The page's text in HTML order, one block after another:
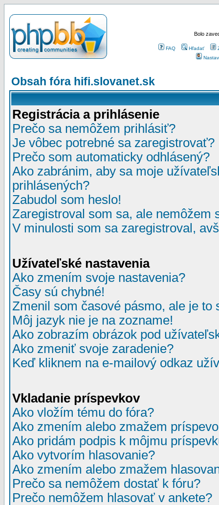
Bolo
FAQ Hľadať
Obsah fóra hifi.slovanet.sk
Registrácia a prihlásenie
Prečo sa nemôžem prihlásiť?
Je vôbec potrebné sa zaregistrovať?
Prečo som automaticky odhlásený?
Ako zabránim, aby sa moje
prihlásených?
Zabudol som heslo!
Zaregistroval som sa, ale nemôžem
V minulosti som sa zaregistroval,
Užívateľské nastavenia
Ako zmením svoje nastavenia?
Časy sú chybné!
Zmenil som časové pásmo, ale je to
Môj jazyk nie je na zozname!
Ako zobrazím obrázok pod
Ako zmeniť svoje zaradenie?
Keď kliknem na e-mailový odkaz
Vkladanie príspevkov
Ako vložím tému do fóra?
Ako zmením alebo zmažem
Ako pridám podpis k môjmu
Ako vytvorím hlasovanie?
Ako zmením alebo zmažem
Prečo sa nemôžem dostať k fóru?
Prečo nemôžem hlasovať v ankete?